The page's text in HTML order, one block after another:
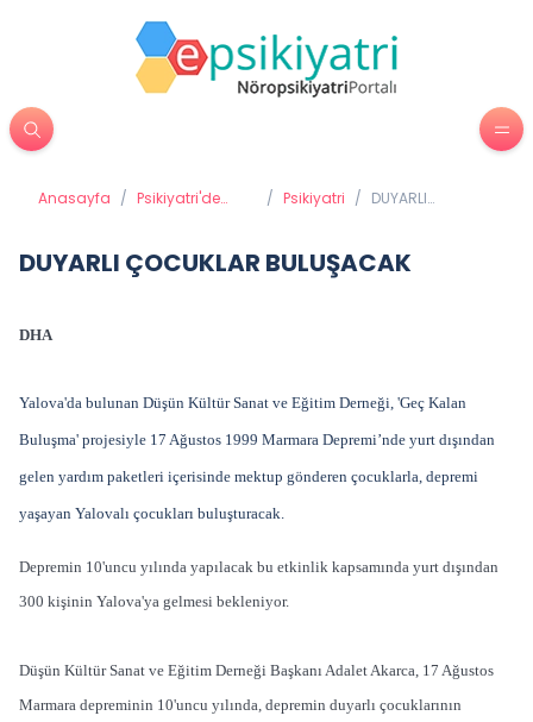
Anasayfa / Psikiyatri'de
/ Psikiyatri / DUYARLI
DUYARLI ÇOCUKLAR BULUŞACAK
DHA
Yalova'da bulunan Düşün Kültür Sanat ve Eğitim Derneği, 'Geç Kalan
Buluşma' projesiyle 17 Ağustos 1999 Marmara Depremi’nde yurt dışından
gelen yardım paketleri içerisinde mektup gönderen çocuklarla, depremi
yaşayan Yalovalı çocukları buluşturacak.
Depremin 10'uncu yılında yapılacak bu etkinlik kapsamında yurt dışından
300 kişinin Yalova'ya gelmesi bekleniyor.
Düşün Kültür Sanat ve Eğitim Derneği Başkanı Adalet Akarca, 17 Ağustos
Marmara depreminin 10'uncu yılında, depremin duyarlı çocuklarının